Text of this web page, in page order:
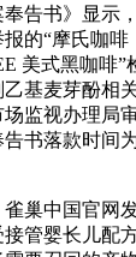
告书》显示
报的“摩氏咖啡
美式黑咖啡”
基麦芽酚相
场监视办理局
书落款时间
巢中国官网
管婴长儿配